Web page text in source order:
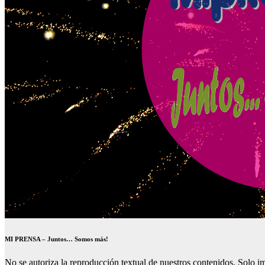
MI PRENSA – Juntos… Somos más!
No se autoriza la reproducción textual de nuestros contenidos. Solo